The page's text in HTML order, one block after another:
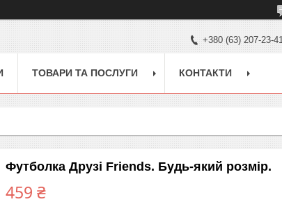
+380 (63) 207-23-41
ТОВАРИ ТА ПОСЛУГИ КОНТАКТИ
Футболка Друзі Friends. Будь-який розмір.
459 ₴